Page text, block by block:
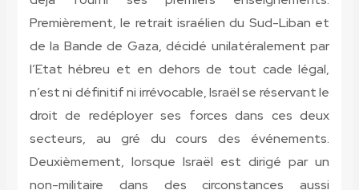
Premièrement, le retrait israélien du Sud-Liban et
de la Bande de Gaza, décidé unilatéralement par
l’Etat hébreu et en dehors de tout cade légal,
n’est ni définitif ni irrévocable, Israël se réservant le
droit de redéployer ses forces dans ces deux
secteurs, au gré du cours des événements.
Deuxièmement, lorsque Israël est dirigé par un
non-militaire dans des circonstances aussi